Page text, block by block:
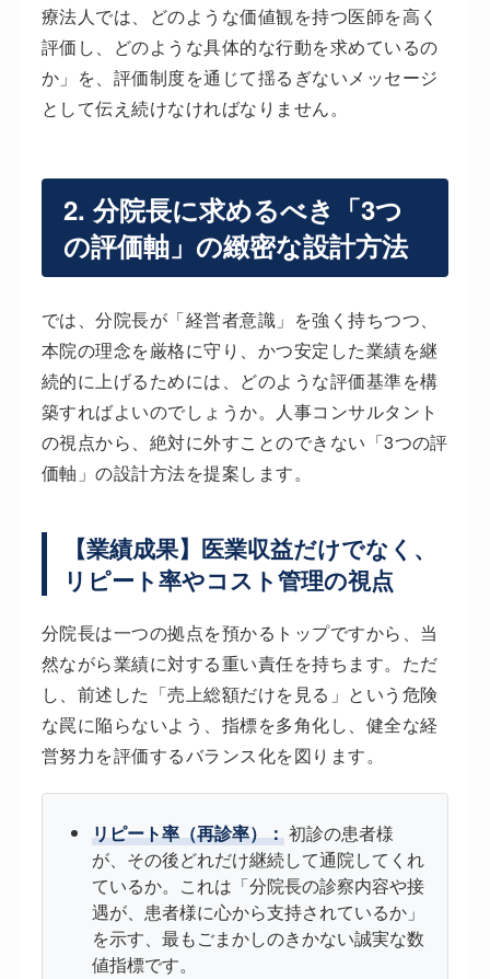
療法人では、どのような価値観を持つ医師を高く
評価し、どのような具体的な行動を求めているの
か」を、評価制度を通じて揺るぎないメッセージ
として伝え続けなければなりません。
2. 分院長に求めるべき「3つ
の評価軸」の緻密な設計方法
では、分院長が「経営者意識」を強く持ちつつ、
本院の理念を厳格に守り、かつ安定した業績を継
続的に上げるためには、どのような評価基準を構
築すればよいのでしょうか。人事コンサルタント
の視点から、絶対に外すことのできない「3つの評
価軸」の設計方法を提案します。
【業績成果】医業収益だけでなく、
リピート率やコスト管理の視点
分院長は一つの拠点を預かるトップですから、当
然ながら業績に対する重い責任を持ちます。ただ
し、前述した「売上総額だけを見る」という危険
な罠に陥らないよう、指標を多角化し、健全な経
営努力を評価するバランス化を図ります。
リピート率（再診率）：初診の患者様
が、その後どれだけ継続して通院してくれ
ているか。これは「分院長の診察内容や接
遇が、患者様に心から支持されているか」
を示す、最もごまかしのきかない誠実な数
値指標です。